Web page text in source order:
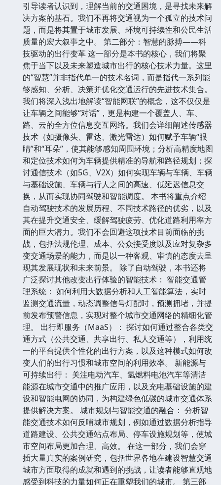
引导读者认识到，理解当前的交通困境，是寻找未来解
决方案的基石。我们不再将交通视为一个孤立的技术问
题，而是将其置于城市发展、环境可持续性和公民生活
质量的宏大叙事之中。 第二部分：智慧的脉搏——科
技驱动的出行变革 这一部分是本书的核心，我们将聚
焦于当下以及未来塑造城市出行的核心技术力量。这里
的“智慧”并非指代单一的技术名词，而是指代一系列能
够感知、分析、决策并优化交通运行的先进技术集合。
我们将深入浅出地解读“智能网联”的概念，这不仅仅是
让车辆之间能够“对话”，更是构建一个覆盖人、车、
路、云的全方位信息交互网络。我们会详细阐述传感器
技术（如摄像头、雷达、激光雷达）如何赋予车辆“眼
睛”和“耳朵”，使其能够感知周围环境；分析高精度地图
和定位技术如何为车辆提供精准的导航和路径规划；探
讨通信技术（如5G、V2X）如何实现车辆与车辆、车辆
与基础设施、车辆与行人之间的高速、低延迟信息交
换，从而实现协同驾驶和智能调度。 本书将重点介绍
自动驾驶技术的发展历程、不同技术路径的优劣，以及
其在提升交通安全、缓解驾驶疲劳、优化道路利用率方
面的巨大潜力。我们不会回避这项技术目前面临的挑
战，包括法规伦理、成本、公众接受度以及应对复杂多
变交通场景的能力，而是以一种客观、审慎的态度去呈
现其发展现状和未来前景。 除了自动驾驶，本书还将
广泛探讨其他改变出行体验的智能技术： 智能交通管
理系统： 如何利用大数据分析和人工智能算法，实时
监测交通流量，动态调整信号灯配时，预测拥堵，并提
前发布预警信息，实现对整个城市交通网络的精细化管
理。 出行即服务（MaaS）： 探讨如何通过整合各类交
通方式（公共交通、共享出行、私人交通等），利用统
一的平台提供个性化的出行方案，以及这种模式如何改
变人们的出行习惯和城市空间的利用效率。 新能源与
可持续出行： 关注电动汽车、氢燃料电池汽车等清洁
能源在城市交通中的推广应用，以及充电基础设施的建
设和智能电网的协同，为构建绿色低碳的城市交通体系
提供解决方案。 城市规划与智能交通的融合： 分析智
能交通技术如何反哺城市规划，例如通过数据分析指导
道路建设、公共交通站点布局、停车设施规划等，使城
市空间布局更加合理、高效。 在这一部分，我们会穿
插大量真实的案例研究，包括世界各地在建设智慧交通
城市方面取得的成就和遇到的挑战，让读者能够直观地
感受到科技的力量如何正在重塑我们的城市。 第三部